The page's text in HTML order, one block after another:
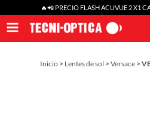
🔥📲 PRECIO FLASH ACUVUE 2 X1
Inicio > Lentes de sol > Versace >